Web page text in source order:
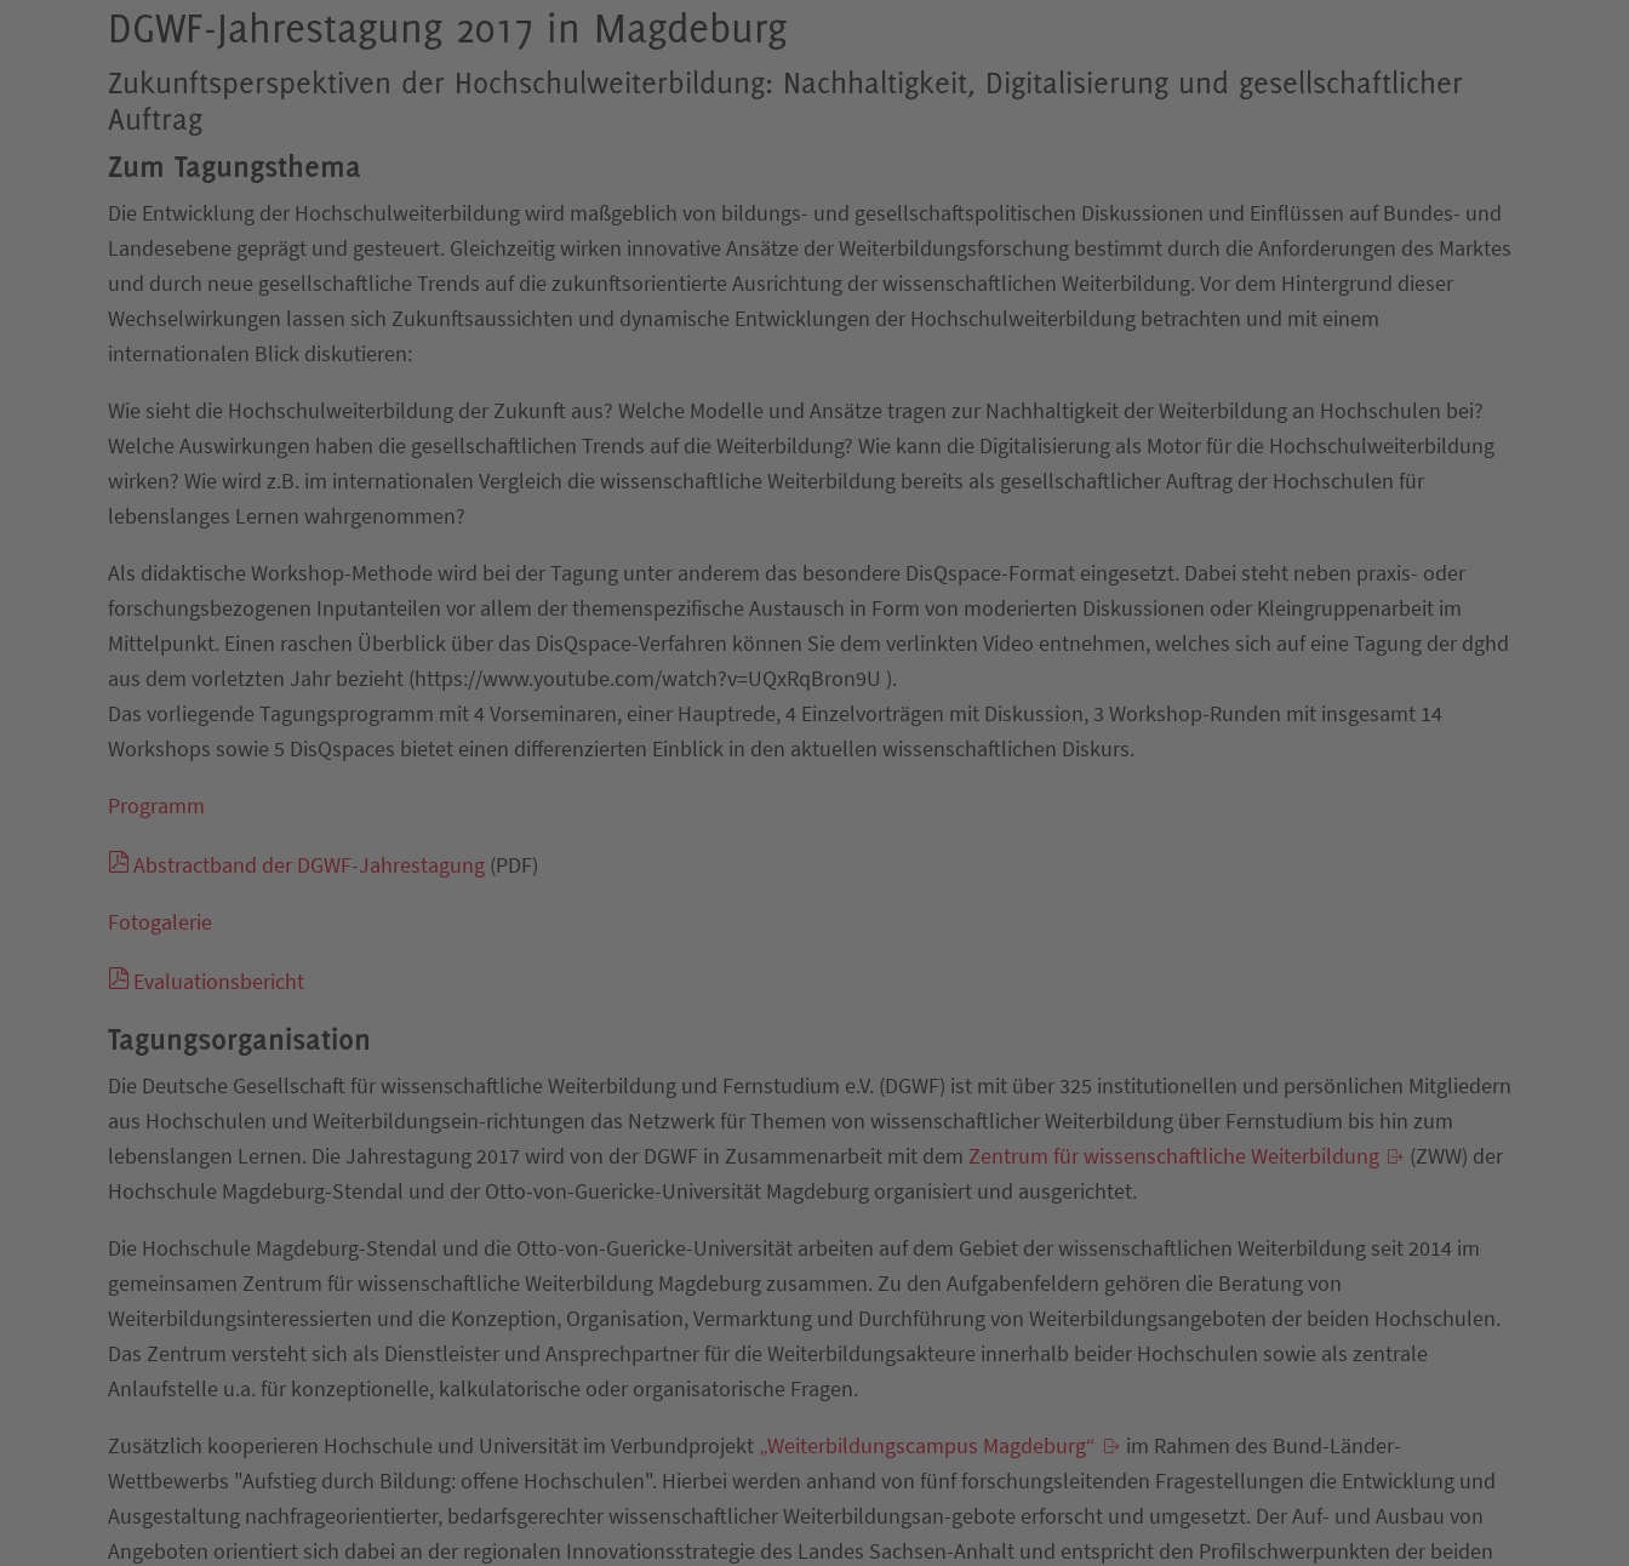
DGWF-Jahrestagung 2017 in Magdeburg
Zukunftsperspektiven der Hochschulweiterbildung: Nachhaltigkeit, Digitalisierung und gesellschaftlicher
Auftrag
Zum Tagungsthema
Die Entwicklung der Hochschulweiterbildung wird maßgeblich von bildungs- und gesellschaftspolitischen Diskussionen und Einflüssen auf Bundes- und
Landesebene geprägt und gesteuert. Gleichzeitig wirken innovative Ansätze der Weiterbildungsforschung bestimmt durch die Anforderungen des Marktes
und durch neue gesellschaftliche Trends auf die zukunftsorientierte Ausrichtung der wissenschaftlichen Weiterbildung. Vor dem Hintergrund dieser
Wechselwirkungen lassen sich Zukunftsaussichten und dynamische Entwicklungen der Hochschulweiterbildung betrachten und mit einem
internationalen Blick diskutieren:
Wie sieht die Hochschulweiterbildung der Zukunft aus? Welche Modelle und Ansätze tragen zur Nachhaltigkeit der Weiterbildung an Hochschulen bei?
Welche Auswirkungen haben die gesellschaftlichen Trends auf die Weiterbildung? Wie kann die Digitalisierung als Motor für die Hochschulweiterbildung
wirken? Wie wird z.B. im internationalen Vergleich die wissenschaftliche Weiterbildung bereits als gesellschaftlicher Auftrag der Hochschulen für
lebenslanges Lernen wahrgenommen?
Als didaktische Workshop-Methode wird bei der Tagung unter anderem das besondere DisQspace-Format eingesetzt. Dabei steht neben praxis- oder
forschungsbezogenen Inputanteilen vor allem der themenspezifische Austausch in Form von moderierten Diskussionen oder Kleingruppenarbeit im
Mittelpunkt. Einen raschen Überblick über das DisQspace-Verfahren können Sie dem verlinkten Video entnehmen, welches sich auf eine Tagung der dghd
aus dem vorletzten Jahr bezieht (https://www.youtube.com/watch?v=UQxRqBron9U ).
Das vorliegende Tagungsprogramm mit 4 Vorseminaren, einer Hauptrede, 4 Einzelvorträgen mit Diskussion, 3 Workshop-Runden mit insgesamt 14
Workshops sowie 5 DisQspaces bietet einen differenzierten Einblick in den aktuellen wissenschaftlichen Diskurs.
Programm
Abstractband der DGWF-Jahrestagung(PDF)
Fotogalerie
Evaluationsbericht
Tagungsorganisation
Die Deutsche Gesellschaft für wissenschaftliche Weiterbildung und Fernstudium e.V. (DGWF) ist mit über 325 institutionellen und persönlichen Mitgliedern
aus Hochschulen und Weiterbildungsein-richtungen das Netzwerk für Themen von wissenschaftlicher Weiterbildung über Fernstudium bis hin zum
lebenslangen Lernen. Die Jahrestagung 2017 wird von der DGWF in Zusammenarbeit mit dem Zentrum für wissenschaftliche Weiterbildung
(ZWW) der
Hochschule Magdeburg-Stendal und der Otto-von-Guericke-Universität Magdeburg organisiert und ausgerichtet.
Die Hochschule Magdeburg-Stendal und die Otto-von-Guericke-Universität arbeiten auf dem Gebiet der wissenschaftlichen Weiterbildung seit 2014 im
gemeinsamen Zentrum für wissenschaftliche Weiterbildung Magdeburg zusammen. Zu den Aufgabenfeldern gehören die Beratung von
Weiterbildungsinteressierten und die Konzeption, Organisation, Vermarktung und Durchführung von Weiterbildungsangeboten der beiden Hochschulen.
Das Zentrum versteht sich als Dienstleister und Ansprechpartner für die Weiterbildungsakteure innerhalb beider Hochschulen sowie als zentrale
Anlaufstelle u.a. für konzeptionelle, kalkulatorische oder organisatorische Fragen.
Zusätzlich kooperieren Hochschule und Universität im Verbundprojekt „Weiterbildungscampus Magdeburg“
im Rahmen des Bund-Länder-
Wettbewerbs "Aufstieg durch Bildung: offene Hochschulen". Hierbei werden anhand von fünf forschungsleitenden Fragestellungen die Entwicklung und
Ausgestaltung nachfrageorientierter, bedarfsgerechter wissenschaftlicher Weiterbildungsan-gebote erforscht und umgesetzt. Der Auf- und Ausbau von
Angeboten orientiert sich dabei an der regionalen Innovationsstrategie des Landes Sachsen-Anhalt und entspricht den Profilschwerpunkten der beiden